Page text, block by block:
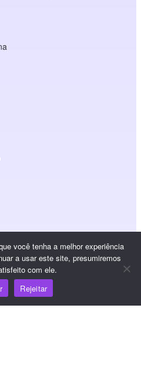
você tenha a melhor experiência
a usar este site, presumiremos
com ele.
Rejeitar